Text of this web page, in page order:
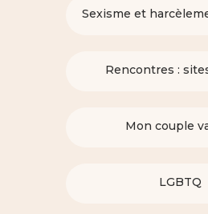
Sexisme et
Rencontres :
Mon couple
LGBTQ